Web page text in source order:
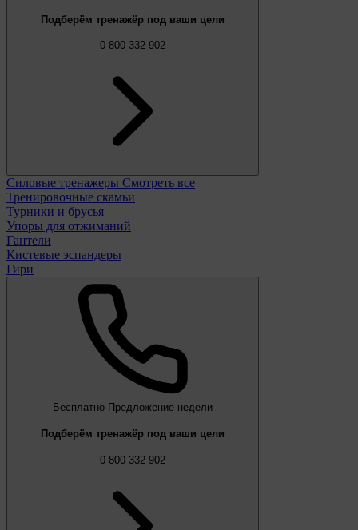
Подберём тренажёр под ваши цели
0 800 332 902
Силовые тренажеры Смотреть все
Тренировочные скамьи
Турники и брусья
Упоры для отжиманий
Гантели
Кистевые эспандеры
Гири
Бесплатно Предложение недели
Подберём тренажёр под ваши цели
0 800 332 902